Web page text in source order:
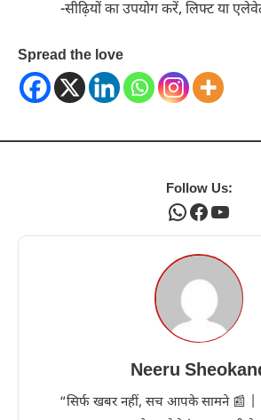
-सीढ़ियों का उपयोग करें, लिफ्ट या
Spread the love
Follow Us:
WhatsApp
Neeru
“सिर्फ खबर नहीं, सच आपके सामने 📰 |